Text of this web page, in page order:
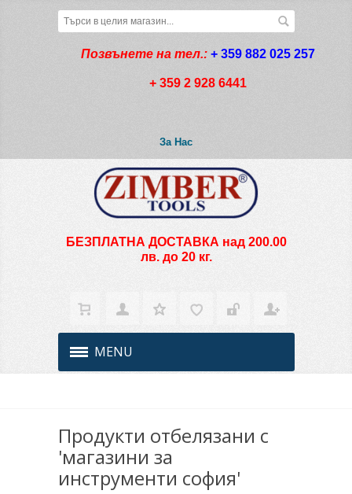
Позвънете на тел.: + 359 882 025 257
+ 359 2 928 6441
За Нас
БЕЗПЛАТНА ДОСТАВКА над 200.00
лв. до 20 кг.
MENU
Продукти отбелязани с
'магазини за
инструменти софия'